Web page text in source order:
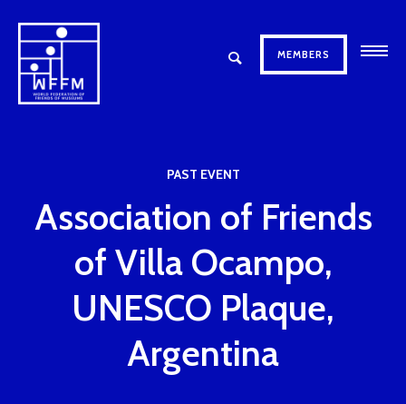
MEMBERS
PAST EVENT
Association of Friends
of Villa Ocampo,
UNESCO Plaque,
Argentina